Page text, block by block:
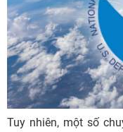
Tuy nhiên, một số